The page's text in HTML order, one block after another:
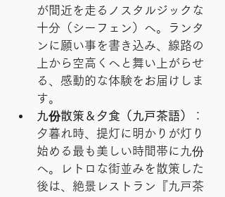
が間近を走るノスタルジックな
十分（シーフェン）へ。ランタ
ンに願い事を書き込み、線路の
上から空高くへと舞い上がらせ
る、感動的な体験をお届けしま
す。
九份散策＆夕食（九戸茶語）
：
夕暮れ時、提灯に明かりが灯り
始める最も美しい時間帯に九份
へ。レトロな街並みを散策した
後は、絶景レストラン『九戸茶